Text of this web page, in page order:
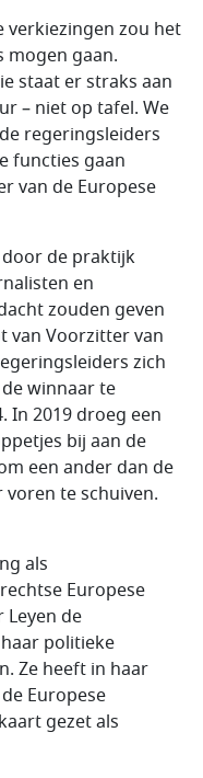
verkiezingen zou het
mogen gaan.
staat er straks aan
– niet op tafel. We
regeringsleiders
functies gaan
van de Europese
de praktijk
en
zouden geven
van Voorzitter van
zich
winnaar te
In 2019 droeg een
bij aan de
een ander dan de
te schuiven.
als
Europese
de
politieke
Ze heeft in haar
Europese
gezet als